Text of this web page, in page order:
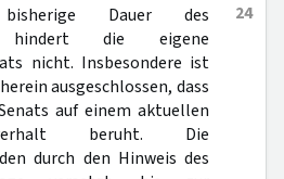
24
Dauer des
hindert die eigene
nicht. Insbesondere ist
ausgeschlossen, dass
auf einem aktuellen
beruht. Die
durch den Hinweis des